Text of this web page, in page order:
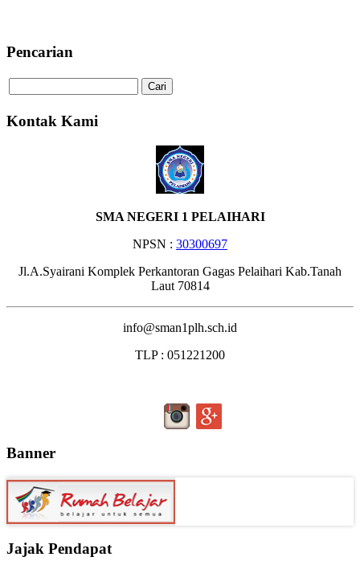
Pencarian
Kontak Kami
SMA NEGERI 1 PELAIHARI
NPSN : 30300697
Jl.A.Syairani Komplek Perkantoran Gagas Pelaihari Kab.Tanah
Laut 70814
info@sman1plh.sch.id
TLP : 051221200
Banner
Jajak Pendapat